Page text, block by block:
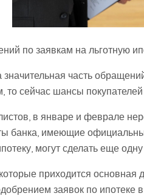
по заявкам на льготную
часть
то сейчас шансы
в январе и феврале
банка, имеющие
могут сделать еще
приходится
заявок по ипотеке